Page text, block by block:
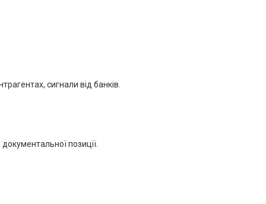
сигнали від банків.
позиції.